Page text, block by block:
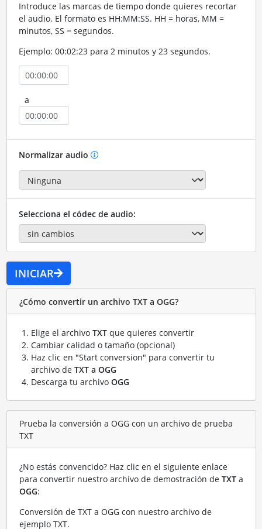
Introduce las marcas de tiempo donde quieres recortar
el audio. El formato es HH:MM:SS. HH = horas, MM =
minutos, SS = segundos.
Ejemplo: 00:02:23 para 2 minutos y 23 segundos.
a
Normalizar audio
Selecciona el códec de audio:
INICIAR
¿Cómo convertir un archivo TXT a OGG?
Elige el archivo TXTque quieres convertir
Cambiar calidad o tamaño (opcional)
Haz clic en "Start conversion" para convertir tu
archivo de TXT a OGG
Descarga tu archivo OGG
Prueba la conversión a OGG con un archivo de prueba
TXT
¿No estás convencido? Haz clic en el siguiente enlace
para convertir nuestro archivo de demostración de TXTa
OGG:
Conversión de TXT a OGG con nuestro archivo de
ejemplo TXT.